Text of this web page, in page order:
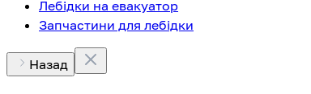
Лебідки на евакуатор
Запчастини для лебідки
Назад